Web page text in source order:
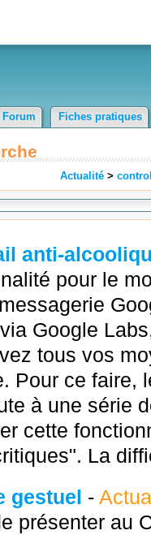
Forum Fiches pratiques
Actualité>
anti-
pour le
Google
tous vos
Pour ce faire,
à une série
cette
La
gestuel -
présenter au